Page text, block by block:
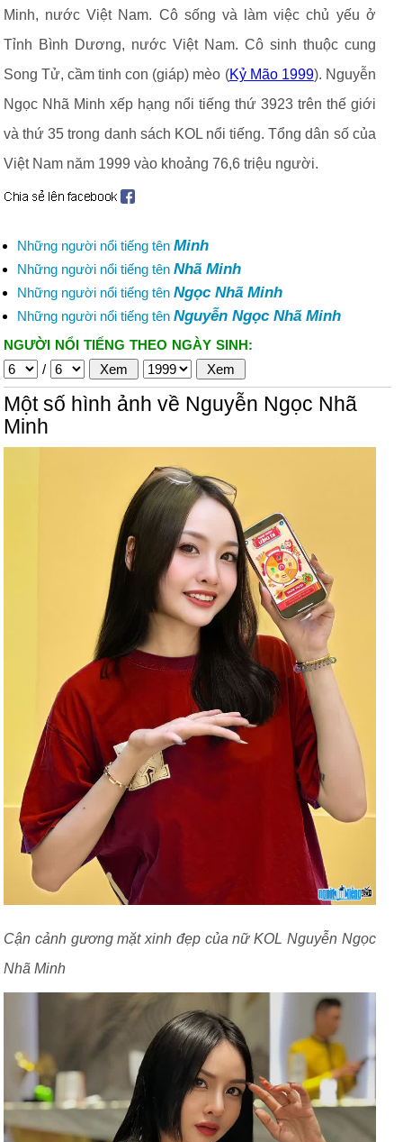
Minh, nước Việt Nam. Cô sống và làm việc chủ yếu ở
Tỉnh Bình Dương, nước Việt Nam. Cô sinh thuộc cung
Song Tử, cầm tinh con (giáp) mèo (Kỷ Mão 1999). Nguyễn
Ngọc Nhã Minh xếp hạng nổi tiếng thứ 3923 trên thế giới
và thứ 35 trong danh sách KOL nổi tiếng. Tổng dân số của
Việt Nam năm 1999 vào khoảng 76,6 triệu người.
Những người nổi tiếng tên Minh
Những người nổi tiếng tên Nhã Minh
Những người nổi tiếng tên Ngọc Nhã Minh
Những người nổi tiếng tên Nguyễn Ngọc Nhã Minh
NGƯỜI NỔI TIẾNG THEO NGÀY SINH:
/
Một số hình ảnh về Nguyễn Ngọc Nhã
Minh
Cận cảnh gương mặt xinh đẹp của nữ KOL Nguyễn Ngọc
Nhã Minh